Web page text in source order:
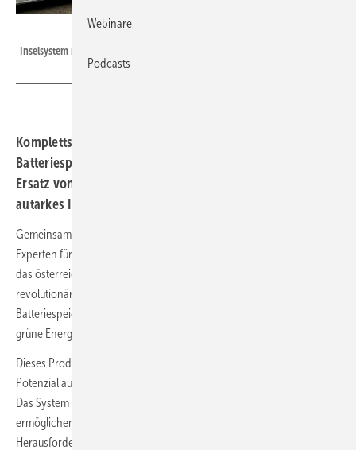
Inselsystem mit Wasserstoff und Batterie für autarke Lösungen.
Komplettsystem vereint Brennstoffzellen- und
Batteriespeichertechnologien. Die Technik wird den
Ersatz von Dieselgeneratoren ermöglichen und kann als
autarkes Inselsystem fungieren.
Gemeinsam mit Proton Motor Fuel Cell GmbH, einem deutschen
Experten für emissionsfreie Wasserstoff-Brennstoffzellen, entwickelte
das österreichische Unternehmen Xelectrix Power GmbH ein
revolutionäres Komplettsystem, das Brennstoffzellen- und
Batteriespeichertechnologien vereint. Das System liefert 100 Prozent
grüne Energie.
Dieses Produkt in der Leistungsklasse von über 200 kW zeigt das
Potenzial auf, wenn Spitzentechnologien zusammengeführt werden.
Das System PM-H/LFP-240 wird den Ersatz von Dieselgeneratoren
ermöglichen – ein zunehmend wichtiger Aspekt im Hinblick auf die
Herausforderungen des Klimaschutzes. Diese Einheit ist als
Webinare
Podcasts